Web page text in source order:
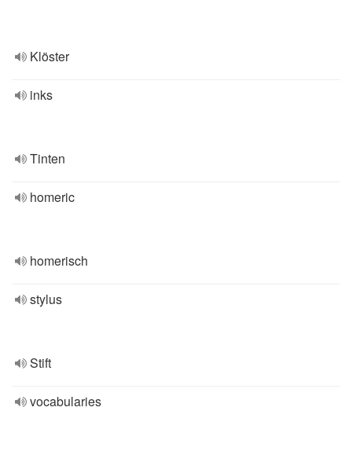
Klöster
inks
Tinten
homeric
homerisch
stylus
Stift
vocabularies